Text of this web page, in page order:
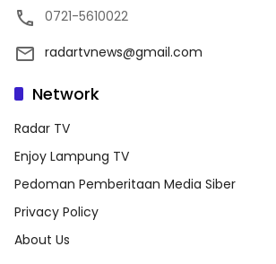
0721-5610022
radartvnews@gmail.com
Network
Radar TV
Enjoy Lampung TV
Pedoman Pemberitaan Media Siber
Privacy Policy
About Us